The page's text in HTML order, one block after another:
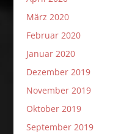
März 2020
Februar 2020
Januar 2020
Dezember 2019
November 2019
Oktober 2019
September 2019